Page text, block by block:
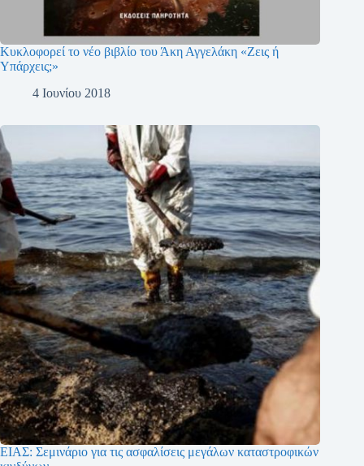
Κυκλοφορεί το νέο βιβλίο του Άκη Αγγελάκη «Ζεις ή
Υπάρχεις;»
4 Ιουνίου 2018
ΕΙΑΣ: Σεμινάριο για τις ασφαλίσεις μεγάλων καταστροφικών